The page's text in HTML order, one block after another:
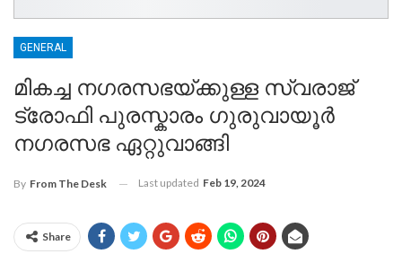
GENERAL
മികച്ച നഗരസഭയ്ക്കുള്ള സ്വരാജ്
ട്രോഫി പുരസ്കാരം ഗുരുവായൂർ
നഗരസഭ ഏറ്റുവാങ്ങി
By From The Desk Last updated Feb 19, 2024
Share